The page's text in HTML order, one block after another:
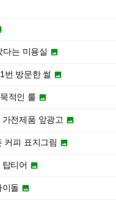
다는 미용실 
번 방문한 썰 
적인 룰 
전제품 앞광고 
커피 표지그림 
티어 
돌 